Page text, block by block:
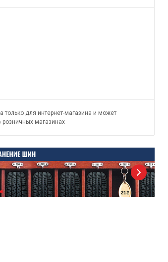
только для интернет-магазина и может
розничных магазинах